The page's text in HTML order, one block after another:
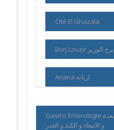
Cité El Ghazala
Borj Louzir برج الوزير
Ariana اريانة
Gastro Enterologie اخصائيي امراض المعدة
و الامعاء و الكبد و العذر